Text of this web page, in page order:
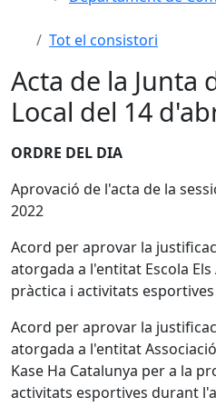
Tot el consistori
Acta de la Junta
Local del 14
ORDRE DEL DIA
Aprovació de l'acta de la
2022
Acord per aprovar la
atorgada a l'entitat Escola
pràctica i activitats
Acord per aprovar la
atorgada a l'entitat
Kase Ha Catalunya per a la
activitats esportives durant